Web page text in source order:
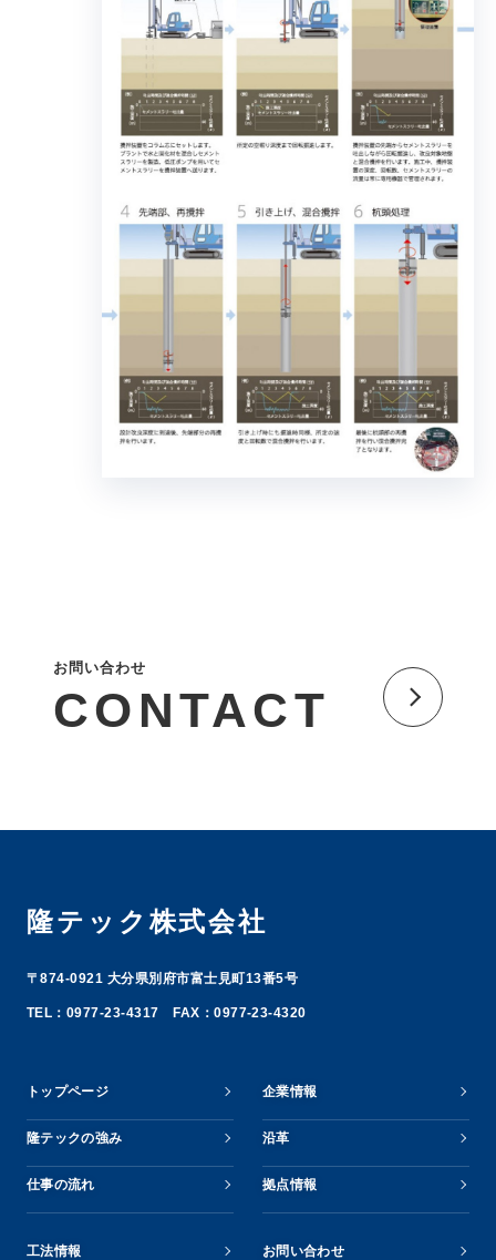
お問い合わせ
CONTACT
隆テック株式会社
〒874-0921 大分県別府市富士見町13番5号
TEL：0977-23-4317 FAX：0977-23-4320
トップページ
隆テックの強み
仕事の流れ
企業情報
沿革
拠点情報
工法情報 お問い合わせ